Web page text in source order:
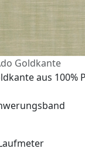
Goldkante
aus 100%